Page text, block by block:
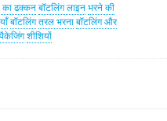
का ढक्कनबॉटलिंग लाइनभरने की
बॉटलिंगतरल भरनाबॉटलिंग और
शीशियों